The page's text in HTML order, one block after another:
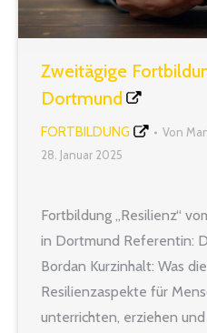
Zweitägige
Dortmund
FORTBILDUNG Von
28. Januar 2025
Fortbildung „Resilienz“
in Dortmund Referentin:
Bordan Kurzinhalt: Was
Resilienzaspekte für
unterrichten, erziehen